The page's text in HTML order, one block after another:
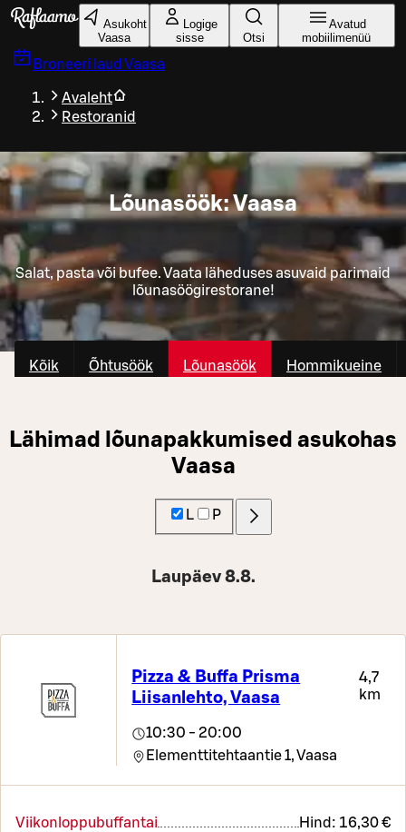
Liigu peamise sisu juurde
Asukoht
Vaasa
Logige
sisse
Otsi
Avatud
mobiilimenüü
Broneeri laud Vaasa
Avaleht
Restoranid
Lõunasöök: Vaasa
Salat, pasta või bufee. Vaata läheduses asuvaid parimaid
lõunasöögirestorane!
Kõik Õhtusöök Lõunasöök Hommikueine
Lähimad lõunapakkumised asukohas
Vaasa
L P
Laupäev 8.8.
Pizza & Buffa Prisma
Liisanlehto, Vaasa
4,7
km
10:30 - 20:00
Elementtitehtaantie 1,Vaasa
Viikonloppubuffantai Hind: 16,30 €